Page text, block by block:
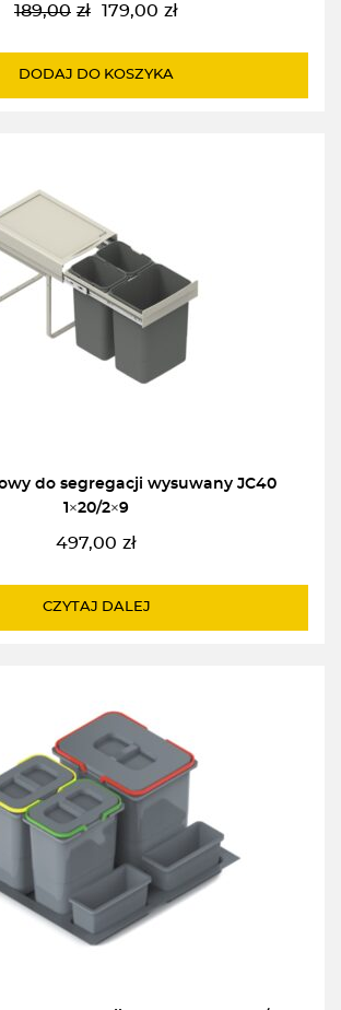
189,00 zł
Pierwotna
wynosiła:
179,00 zł
Aktualna
wynosi:
DODAJ DO KOSZYKA
do segregacji wysuwany JC40
1×20/2×9
497,00 zł
CZYTAJ DALEJ